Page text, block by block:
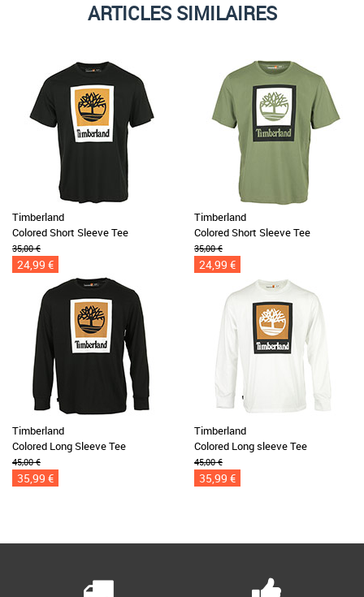
ARTICLES SIMILAIRES
Timberland
Colored Short Sleeve Tee
35,00 €
24,99 €
Timberland
Colored Short Sleeve Tee
35,00 €
24,99 €
Timberland
Colored Long Sleeve Tee
45,00 €
35,99 €
Timberland
Colored Long sleeve Tee
45,00 €
35,99 €